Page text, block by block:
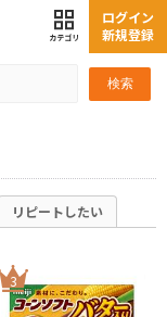
検索
ログイン
新規登録
リピートしたい
3